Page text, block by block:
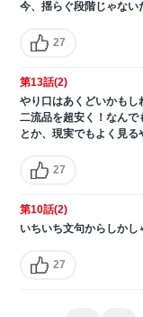
今、揺らぐ段階じゃない
27
第13話(2)
やり口はあくどいかもし
二流品を超安く！なんで
とか、現実でもよく見る
27
第10話(2)
いちいち文句からしか
27